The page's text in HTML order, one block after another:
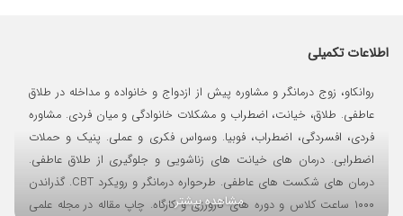
اطلاعات تکمیلی
روانکاو، زوج درمانگر و مشاوره پیش از ازدواج و خانواده و مداخله در طلاق
عاطفی. طلاق، خیانت، اضطراب و مشکلات خانوادگی و میان فردی. مشاوره
فردی، افسردگی، اضطراب، فوبیا. وسواس فکری و عملی. پنیک و حملات
اضطرابی. درمان های خیانت های زناشویی و جلوگیری از طلاق عاطفی.
درمان های شکست های عاطفی. طرحواره درمانگر و رویکرد CBT. گذراندن
۱۰۰۰ ساعت کلاس و دوره های کارورزی و کارگاه. چاپ مقاله در مجله علمی
مشاهده بیشتر ...